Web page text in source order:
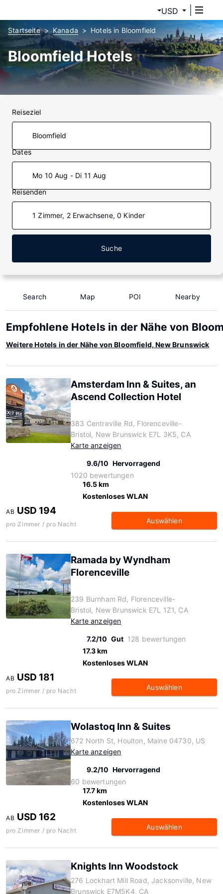
USD
Startseite Kanada Hotels in Bloomfield
Bloomfield Hotels
Reiseziel
Dates
Mo 10 Aug - Di 11 Aug
Reisenden
1 Zimmer, 2 Erwachsene, 0 Kinder
Suche
Search Map POI Nearby
Empfohlene Hotels in der Nähe von
Weitere Hotels in der Nähe von Bloomfield, New Brunswick
Amsterdam Inn & Suites, an
Ascend Collection Hotel
383 Centreville Rd, Florenceville-
Bristol, New Brunswick E7L 3K5, CA
Karte anzeigen
9.6/10 Hervorragend
1020 bewertungen
16.5 km
Kostenloses WLAN
AB USD 194
pro Zimmer / pro Nacht Auswählen
Ramada by Wyndham
Florenceville
239 Burnham Rd, Florenceville-
Bristol, New Brunswick E7L 1Z1, CA
Karte anzeigen
7.2/10 Gut 128 bewertungen
17.3 km
Kostenloses WLAN
AB USD 181
pro Zimmer / pro Nacht Auswählen
Wolastoq Inn & Suites
672 North St, Houlton, Maine 04730, US
Karte anzeigen
9.2/10 Hervorragend
60 bewertungen
17.7 km
Kostenloses WLAN
AB USD 162
pro Zimmer / pro Nacht Auswählen
Knights Inn Woodstock
276 Lockhart Mill Road, Jacksonville, New
Brunswick E7M5K4, CA